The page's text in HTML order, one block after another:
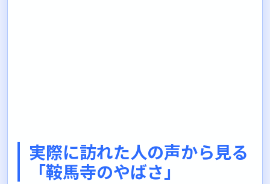
実際に訪れた人の声から見る
「鞍馬寺のやばさ」